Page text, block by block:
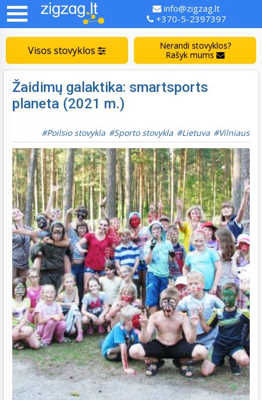
info@zigzag.lt
+370-5-2397397
Visos stovyklos
Nerandi stovyklos?
Rašyk mums
Žaidimų galaktika: smartsports
planeta (2021 m.)
Poilsio stovykla Sporto stovykla Lietuva Vilniaus